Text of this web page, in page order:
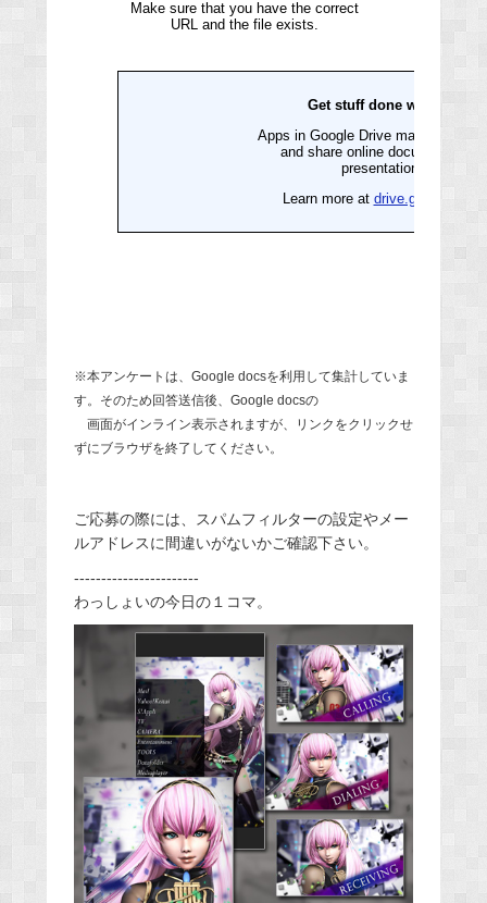
※本アンケートは、Google docsを利用して集計していま
す。そのため回答送信後、Google docsの
画面がインライン表示されますが、リンクをクリックせ
ずにブラウザを終了してください。
ご応募の際には、スパムフィルターの設定やメー
ルアドレスに間違いがないかご確認下さい。
-----------------------
わっしょいの今日の１コマ。